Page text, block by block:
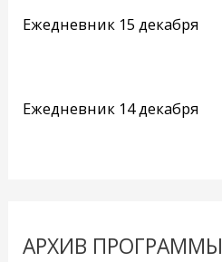
Ежедневник 15 декабря
Ежедневник 14 декабря
АРХИВ ПРОГРАММЫ